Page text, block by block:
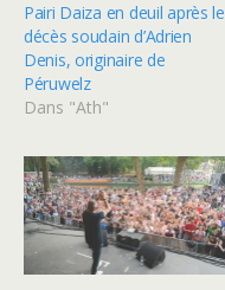
Pairi Daiza en deuil après le
décès soudain d’Adrien
Denis, originaire de
Péruwelz
Dans "Ath"